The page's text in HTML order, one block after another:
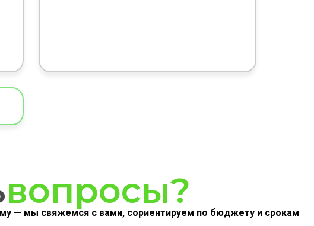
— мы свяжемся с вами, сориентируем по бюджету и срокам
вопросы?